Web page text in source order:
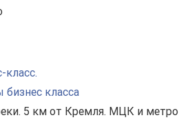
класса
5 км от Кремля. МЦК и метро